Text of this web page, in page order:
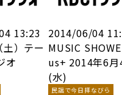
13:23
）テー
オ
2014/06/04
MUSIC
us+ 2014年6月
(水)
民謡で今日拝なびら